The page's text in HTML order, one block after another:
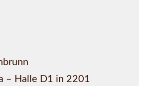
– Halle D1 in 2201